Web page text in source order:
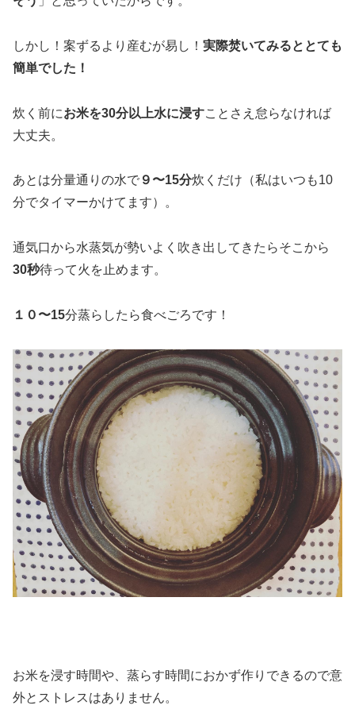
しかし！案ずるより産むが易し！ 実際焚いてみるととても
簡単でした！
炊く前にお米を30分以上水に浸すことさえ怠らなければ
大丈夫。
あとは分量通りの水で ９〜15分炊くだけ（私はいつも10
分でタイマーかけてます）。
通気口から水蒸気が勢いよく吹き出してきたらそこから
30秒待って火を止めます。
１０〜15分蒸らしたら食べごろです！
お米を浸す時間や、蒸らす時間におかず作りできるので意
外とストレスはありません。